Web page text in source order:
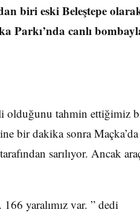
biri eski Beleştepe
Parkı’nda canlı
olduğunu tahmin ettiğimiz
bir dakika sonra
sarılıyor. Ancak
yaralımız var. ” dedi